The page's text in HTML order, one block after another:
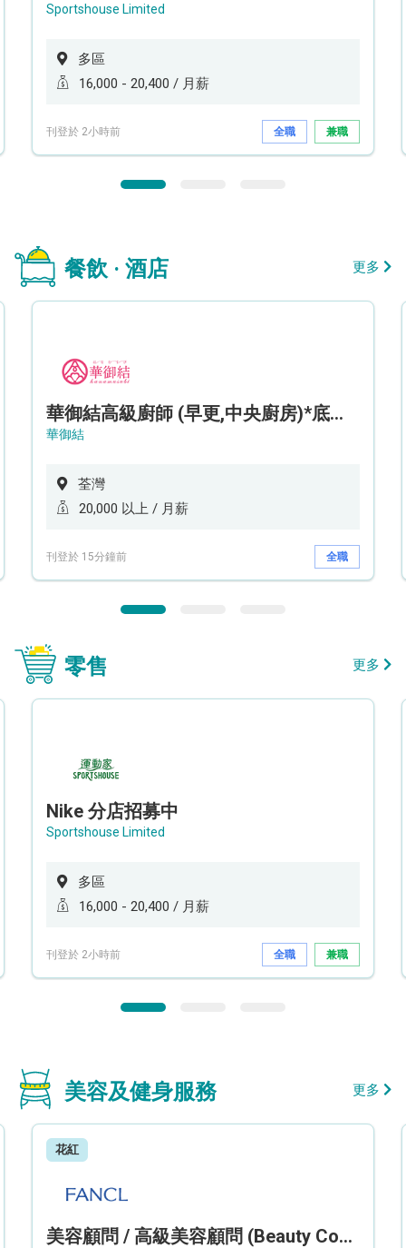
Sportshouse Limited
多區
16,000 - 20,400 / 月薪
刊登於 2小時前 全職 兼職
餐飲 · 酒店 更多
華御結高級廚師 (早更,中央廚房)*底薪可達20k* (5天工作週)
華御結
荃灣
20,000 以上 / 月薪
刊登於 15分鐘前 全職
零售 更多
Nike 分店招募中
Sportshouse Limited
多區
16,000 - 20,400 / 月薪
刊登於 2小時前 全職 兼職
美容及健身服務 更多
花紅
美容顧問 / 高級美容顧問 (Beauty Consultant / Senior Beauty Consultant)